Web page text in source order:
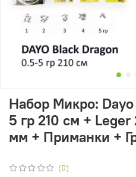
(0)
Набор Микро:
5 гр 210 см +
мм + Приманки +